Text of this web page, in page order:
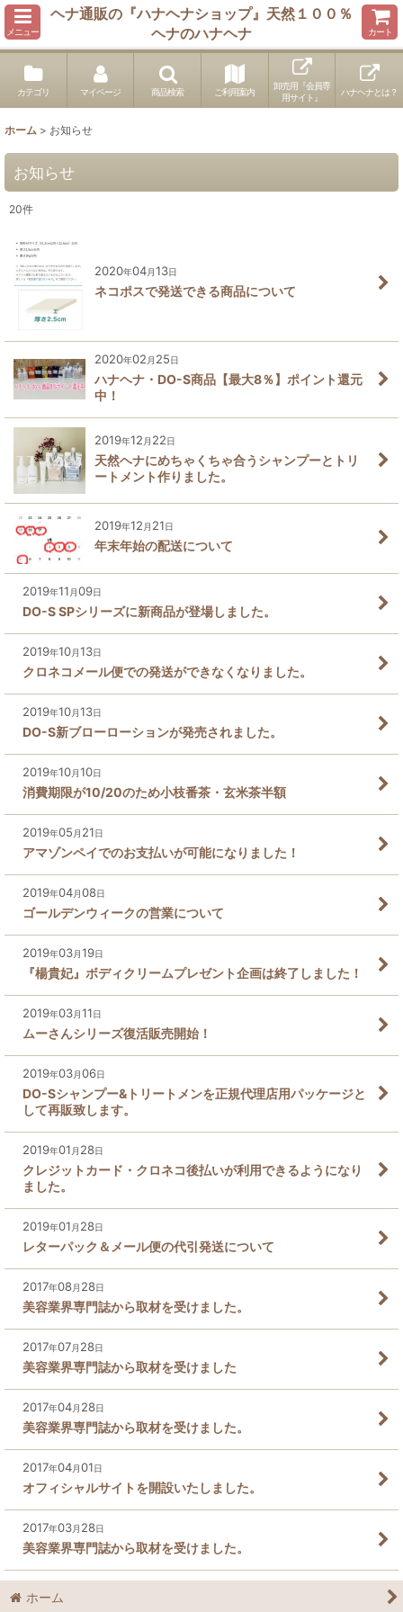
メニュー
ヘナ通販の『ハナヘナショップ』天然１００％
ヘナのハナヘナ
カート
カテゴリ マイページ 商品検索 ご利用案内
卸売用『会員専
用サイト』
ハナヘナとは？
ホーム > お知らせ
お知らせ
20件
2020年04月13日
ネコポスで発送できる商品について
2020年02 月 25日
ハナヘナ・DO-S商品【最大8％】ポイント還元
中！
2019年12 月 22日
天然ヘナにめちゃくちゃ合うシャンプーとトリ
ートメント作りました。
2019年12 月 21日
年末年始の配送について
2019年11 月09日
DO-S SPシリーズに新商品が登場しました。
2019年10月13日
クロネコメール便での発送ができなくなりました。
2019年10月13日
DO-S新ブローローションが発売されました。
2019年10月10日
消費期限が10/20のため小枝番茶・玄米茶半額
2019年05 月 21日
アマゾンペイでのお支払いが可能になりました！
2019年04月08日
ゴールデンウィークの営業について
2019年03月19日
『楊貴妃』ボディクリームプレゼント企画は終了しました！
2019年03月11日
ムーさんシリーズ復活販売開始！
2019年03月06日
DO-Sシャンプー&トリートメンを正規代理店用パッケージと
して再販致します。
2019年01 月 28日
クレジットカード・クロネコ後払いが利用できるようになり
ました。
2019年01 月 28日
レターパック＆メール便の代引発送について
2017年08月 28日
美容業界専門誌から取材を受けました。
2017年07月 28日
美容業界専門誌から取材を受けました
2017年04月 28日
美容業界専門誌から取材を受けました。
2017年04月01日
オフィシャルサイトを開設いたしました。
2017年03月 28日
美容業界専門誌から取材を受けました。
ホーム